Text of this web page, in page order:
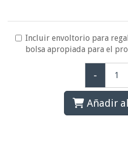
Incluir envoltorio para
bolsa apropiada para el
-
Añadir